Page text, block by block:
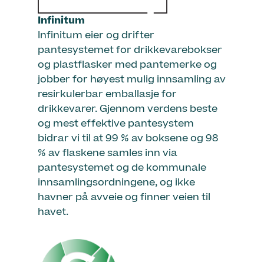
Infinitum
Infinitum eier og drifter
pantesystemet for drikkevarebokser
og plastflasker med pantemerke og
jobber for høyest mulig innsamling av
resirkulerbar emballasje for
drikkevarer. Gjennom verdens beste
og mest effektive pantesystem
bidrar vi til at 99 % av boksene og 98
% av flaskene samles inn via
pantesystemet og de kommunale
innsamlingsordningene, og ikke
havner på avveie og finner veien til
havet.